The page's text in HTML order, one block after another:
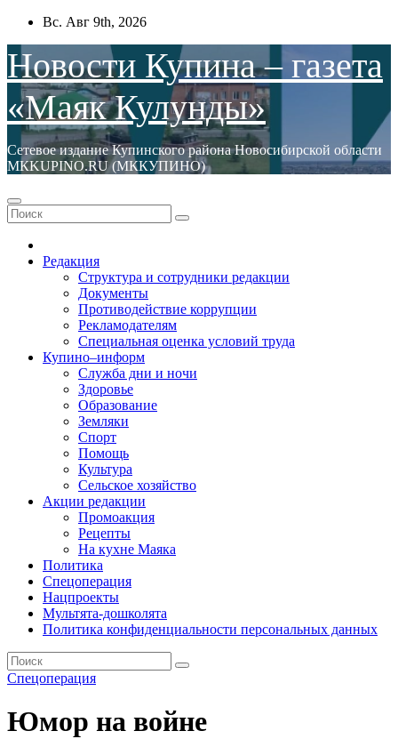
Перейти
содержимому
Вс. Авг 9th, 2026
Новости Купина – газета
«Маяк Кулунды»
Сетевое издание Купинского района Новосибирской области
МКKUPINO.RU (МККУПИНО)
Редакция
Структура и сотрудники редакции
Документы
Противодействие коррупции
Рекламодателям
Специальная оценка условий труда
Купино–информ
Служба дни и ночи
Здоровье
Образование
Земляки
Спорт
Помощь
Культура
Сельское хозяйство
Акции редакции
Промоакция
Рецепты
На кухне Маяка
Политика
Спецоперация
Нацпроекты
Мультята-дошколята
Политика конфиденциальности персональных данных
Спецоперация
Юмор на войне